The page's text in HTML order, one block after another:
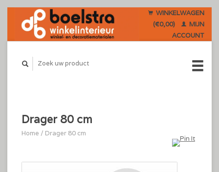
WINKELWAGEN
(€0,00)
MIJN
ACCOUNT
Drager 80 cm
Home / Drager 80 cm